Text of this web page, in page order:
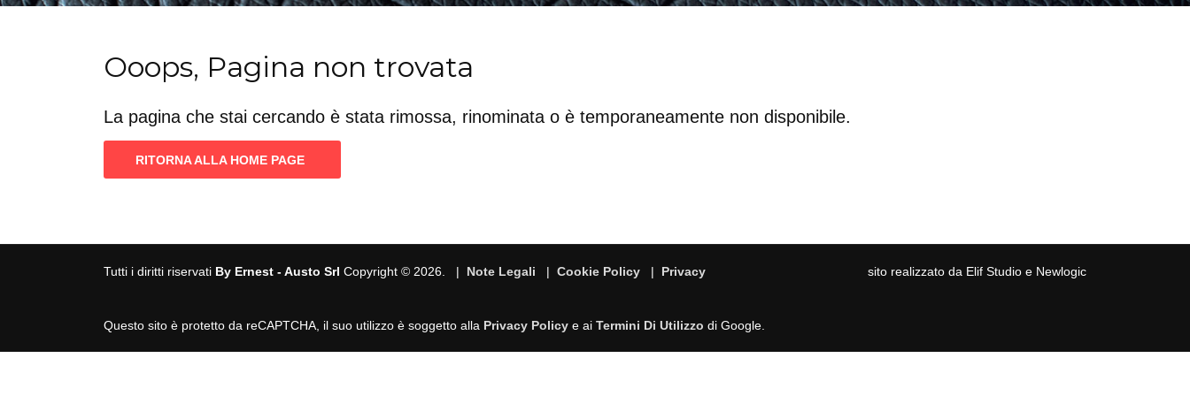
Ooops, Pagina non trovata
La pagina che stai cercando è stata rimossa, rinominata o è temporaneamente non disponibile.
RITORNA ALLA HOME PAGE
Tutti i diritti riservati By Ernest - Austo Srl Copyright © 2026. | Note Legali | Cookie Policy | Privacy sito realizzato da Elif Studio e Newlogic
Questo sito è protetto da reCAPTCHA, il suo utilizzo è soggetto alla Privacy Policy e ai Termini Di Utilizzo di Google.